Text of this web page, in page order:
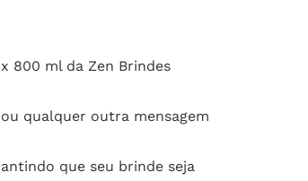
800 ml da Zen Brindes
qualquer outra mensagem
que seu brinde seja